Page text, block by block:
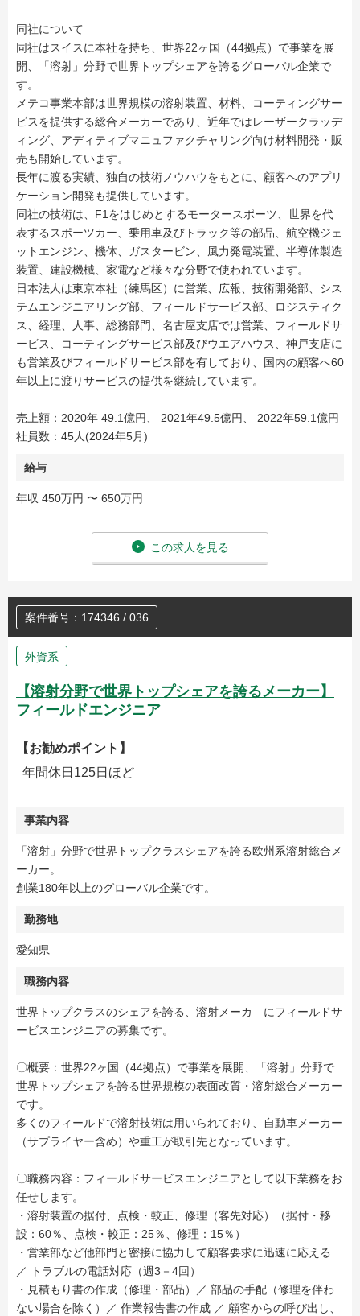
同社について
同社はスイスに本社を持ち、世界22ヶ国（44拠点）で事業を展
開、「溶射」分野で世界トップシェアを誇るグローバル企業で
す。
メテコ事業本部は世界規模の溶射装置、材料、コーティングサー
ビスを提供する総合メーカーであり、近年ではレーザークラッデ
ィング、アディティブマニュファクチャリング向け材料開発・販
売も開始しています。
長年に渡る実績、独自の技術ノウハウをもとに、顧客へのアプリ
ケーション開発も提供しています。
同社の技術は、F1をはじめとするモータースポーツ、世界を代
表するスポーツカー、乗用車及びトラック等の部品、航空機ジェ
ットエンジン、機体、ガスタービン、風力発電装置、半導体製造
装置、建設機械、家電など様々な分野で使われています。
日本法人は東京本社（練馬区）に営業、広報、技術開発部、シス
テムエンジニアリング部、フィールドサービス部、ロジスティク
ス、経理、人事、総務部門、名古屋支店では営業、フィールドサ
ービス、コーティングサービス部及びウエアハウス、神戸支店に
も営業及びフィールドサービス部を有しており、国内の顧客へ60
年以上に渡りサービスの提供を継続しています。
売上額：2020年 49.1億円、 2021年49.5億円、 2022年59.1億円
社員数：45人(2024年5月)
給与
年収 450万円 〜 650万円
この求人を見る
案件番号：174346 / 036
外資系
【溶射分野で世界トップシェアを誇るメーカー】
フィールドエンジニア
【お勧めポイント】
年間休日125日ほど
事業内容
「溶射」分野で世界トップクラスシェアを誇る欧州系溶射総合メ
ーカー。
創業180年以上のグローバル企業です。
勤務地
愛知県
職務内容
世界トップクラスのシェアを誇る、溶射メーカ―にフィールドサ
ービスエンジニアの募集です。
〇概要：世界22ヶ国（44拠点）で事業を展開、「溶射」分野で
世界トップシェアを誇る世界規模の表面改質・溶射総合メーカー
です。
多くのフィールドで溶射技術は用いられており、自動車メーカー
（サプライヤー含め）や重工が取引先となっています。
〇職務内容：フィールドサービスエンジニアとして以下業務をお
任せします。
・溶射装置の据付、点検・較正、修理（客先対応）（据付・移
設：60％、点検・較正：25％、修理：15％）
・営業部など他部門と密接に協力して顧客要求に迅速に応える
／ トラブルの電話対応（週3－4回）
・見積もり書の作成（修理・部品）／ 部品の手配（修理を伴わ
ない場合を除く）／ 作業報告書の作成 ／ 顧客からの呼び出し、